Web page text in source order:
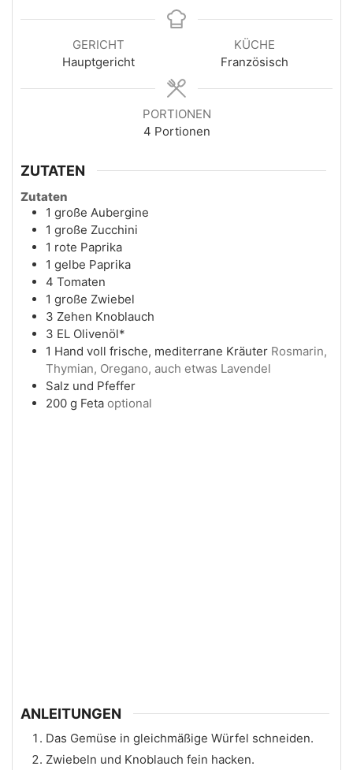
GERICHT
Hauptgericht
KÜCHE
Französisch
PORTIONEN
4 Portionen
ZUTATEN
Zutaten
1 große Aubergine
1 große Zucchini
1 rote Paprika
1 gelbe Paprika
4 Tomaten
1 große Zwiebel
3 Zehen Knoblauch
3 EL Olivenöl*
1 Hand voll frische, mediterrane Kräuter Rosmarin,
Thymian, Oregano, auch etwas Lavendel
Salz und Pfeffer
200 g Feta optional
ANLEITUNGEN
Das Gemüse in gleichmäßige Würfel schneiden.
Zwiebeln und Knoblauch fein hacken.